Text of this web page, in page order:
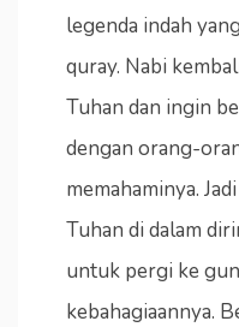
legenda indah
quray. Nabi
Tuhan dan ingin
dengan orang-
memahaminya.
Tuhan di dalam
untuk pergi ke
kebahagiaannya.